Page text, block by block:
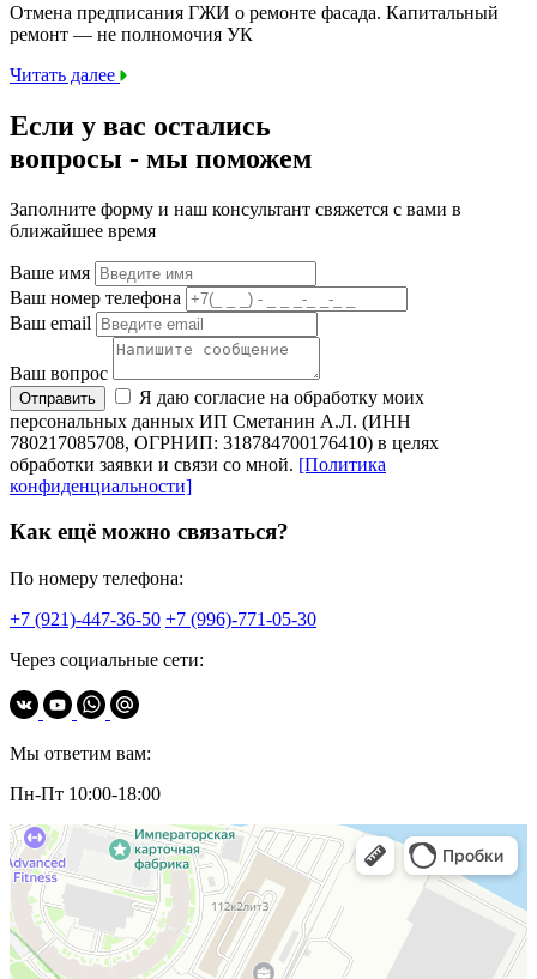
Отмена предписания ГЖИ о ремонте фасада. Капитальный
ремонт — не полномочия УК
Читать далее
Если у вас остались
вопросы - мы поможем
Заполните форму и наш консультант свяжется с вами в
ближайшее время
Ваше имя
Ваш номер телефона
Ваш email
Ваш вопрос
Отправить
Я даю согласие на обработку моих
персональных данных ИП Сметанин А.Л. (ИНН
780217085708, ОГРНИП: 318784700176410) в целях
обработки заявки и связи со мной. [Политика
конфиденциальности]
Как ещё можно связаться?
По номеру телефона:
+7 (921)-447-36-50 +7 (996)-771-05-30
Через социальные сети:
Мы ответим вам:
Пн-Пт 10:00-18:00